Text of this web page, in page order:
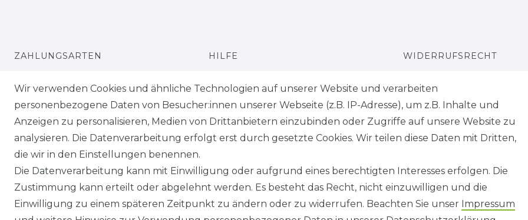
ZAHLUNGSARTEN
VERSANDARTEN & -KOSTEN
GEWERBETREIBENDE?
HILFE
KONTAKT
ANFAHRT
WIDERRUFSRECHT
WIDERRUFS­FORMULAR
HINWEISE ZUR
Impressum Daten­schutz­erklärung AGB Barrierefreiheitserklärung Widerrufs­recht
Wir verwenden Cookies und ähnliche Technologien auf unserer Website und verarbeiten
personenbezogene Daten von Besucher:innen unserer Webseite (z.B. IP-Adresse), um z.B. Inhalte und
Anzeigen zu personalisieren, Medien von Drittanbietern einzubinden oder Zugriffe auf unsere Website zu
analysieren. Die Datenverarbeitung erfolgt erst durch gesetzte Cookies. Wir teilen diese Daten mit Dritten,
die wir in den Einstellungen benennen.
Die Datenverarbeitung kann mit Einwilligung oder aufgrund eines berechtigten Interesses erfolgen. Die
Zustimmung kann erteilt oder abgelehnt werden. Es besteht das Recht, nicht einzuwilligen und die
Einwilligung zu einem späteren Zeitpunkt zu ändern oder zu widerrufen. Beachten Sie unser Impressum